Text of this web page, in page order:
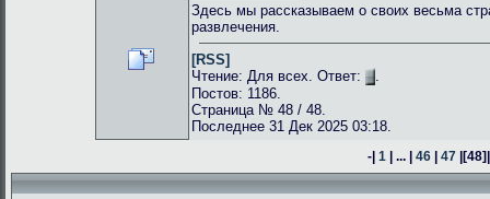
Здесь мы рассказываем о своих весьма
развлечения.
[RSS]
Чтение: Для всех. Ответ:
.
Постов: 1186.
Страница № 48 / 48.
Последнее 31 Дек 2025 03:18.
-| 1 | ... | 46 | 47 |[48]